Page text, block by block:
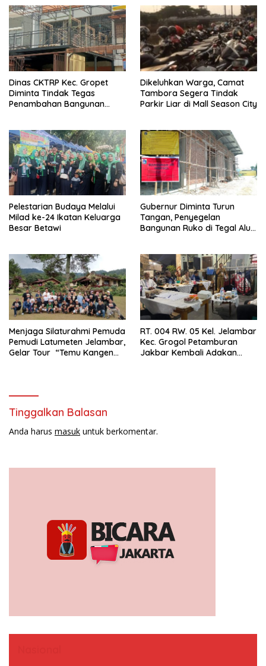
Dinas CKTRP Kec. Gropet
Diminta Tindak Tegas
Penambahan Bangunan
Dikeluhkan Warga, Camat
Tambora Segera Tindak
Parkir Liar di Mall Season City
Pelestarian Budaya Melalui
Milad ke-24 Ikatan Keluarga
Besar Betawi
Gubernur Diminta Turun
Tangan, Penyegelan
Bangunan Ruko di Tegal Alur
Menjaga Silaturahmi Pemuda
Pemudi Latumeten Jelambar,
Gelar Tour “Temu Kangen
RT. 004 RW. 05 Kel. Jelambar
Kec. Grogol Petamburan
Jakbar Kembali Adakan
Tinggalkan Balasan
Anda harus masuk untuk berkomentar.